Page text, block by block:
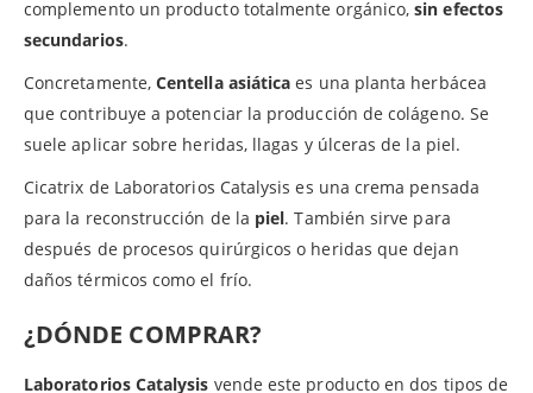
complemento un producto totalmente orgánico,sin efectos
secundarios.
Concretamente,Centella asiática es una planta herbácea
que contribuye a potenciar la producción de colágeno. Se
suele aplicar sobre heridas, llagas y úlceras de la piel.
Cicatrix de Laboratorios Catalysis es una crema pensada
para la reconstrucción de la piel. También sirve para
después de procesos quirúrgicos o heridas que dejan
daños térmicos como el frío.
¿DÓNDE COMPRAR?
Laboratorios Catalysis vende este producto en dos tipos de